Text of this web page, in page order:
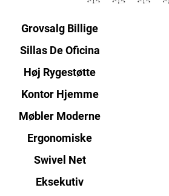
Grovsalg Billige
Sillas De Oficina
Høj Rygestøtte
Kontor Hjemme
Møbler Moderne
Ergonomiske
Swivel Net
Eksekutiv